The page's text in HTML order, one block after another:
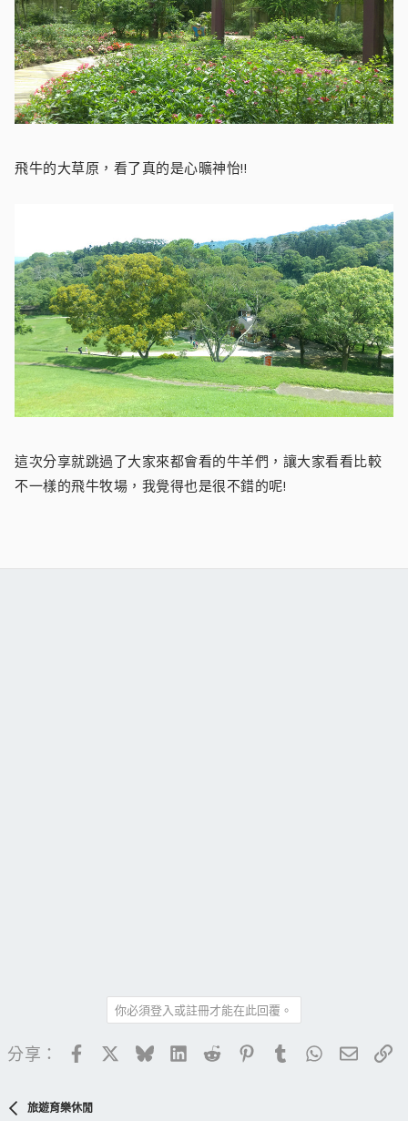
飛牛的大草原，看了真的是心曠神怡!!
這次分享就跳過了大家來都會看的牛羊們，讓大家看看比較
不一樣的飛牛牧場，我覺得也是很不錯的呢!
你必須登入或註冊才能在此回覆。
分享： FacebookBlueskyLinkedIn
Reddit PinterestTumblrWhatsApp
電子
旅遊育樂休閒